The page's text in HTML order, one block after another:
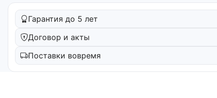
Гарантия до 5 лет
Договор и акты
Поставки вовремя